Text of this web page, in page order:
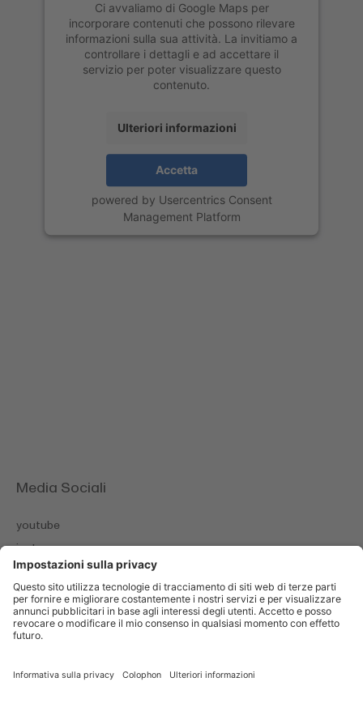
Ci avvaliamo di Google Maps per
incorporare contenuti che possono rilevare
informazioni sulla sua attività. La invitiamo a
controllare i dettagli e ad accettare il
servizio per poter visualizzare questo
contenuto.
Ulteriori informazioni
Accetta
powered by Usercentrics Consent
Management Platform
Media Sociali
youtube
instagram
facebook